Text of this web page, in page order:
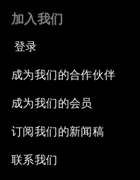
加入我们
登录
成为我们的合作伙伴
成为我们的会员
订阅我们的新闻稿
联系我们